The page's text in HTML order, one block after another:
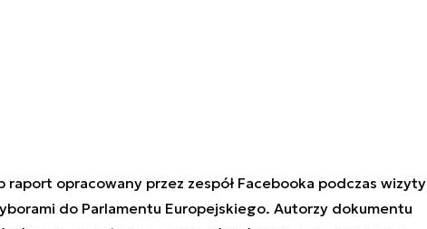
raport opracowany przez zespół Facebooka podczas wizyty
do Parlamentu Europejskiego. Autorzy dokumentu